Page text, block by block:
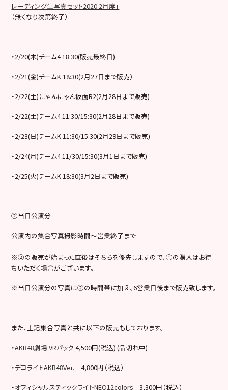
レーディング生写真セット2020.2月度」
（無くなり次第終了）
・2/20(木)チーム4 18:30(販売最終日)
・2/21(金)チームK 18:30(2月27日まで販売）
・2/22(土)にゃんにゃん仮面R2(2月28日まで販売)
・2/22(土)チーム4 11:30/15:30(2月28日まで販売)
・2/23(日)チームK 11:30/15:30(2月29日まで販売)
・2/24(月)チーム4 11/30/15:30(3月1日まで販売)
・2/25(火)チームK 18:30(3月2日まで販売)
②当日公演分
公演内の集合写真撮影時間～営業終了まで
※②の販売が始まった直後はそちらを優先しますので、①の購入はお待
ちいただく場合がございます。
※当日公演分の写真は②の時間帯に加え、6営業日後まで販売致します。
また、上記集合写真と共に以下の販売もしております。
・AKB48劇場 VRパック 4,500円(税込) (品切れ中)
・デコライトAKB48Ver. 4,800円（税込）
・オフィシャルスティックライトNEO12colors 3,300円（税込）